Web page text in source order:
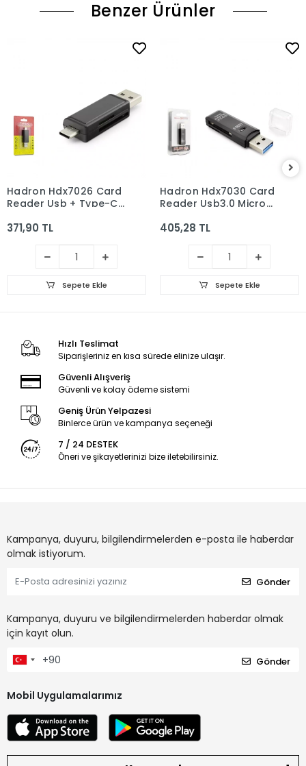
Benzer Ürünler
Hadron Hdx7026 Card
Reader Usb + Type-C
371,90 TL
Sepete Ekle
Hadron Hdx7030 Card
Reader Usb3.0 Micro
405,28 TL
Sepete Ekle
Hızlı Teslimat
Siparişleriniz en kısa sürede elinize ulaşır.
Güvenli Alışveriş
Güvenli ve kolay ödeme sistemi
Geniş Ürün Yelpazesi
Binlerce ürün ve kampanya seçeneği
7 / 24 DESTEK
Öneri ve şikayetlerinizi bize iletebilirsiniz.
Kampanya, duyuru, bilgilendirmelerden e-posta ile haberdar
olmak istiyorum.
Gönder
Kampanya, duyuru ve bilgilendirmelerden haberdar olmak
için kayıt olun.
Gönder
Mobil Uygulamalarımız